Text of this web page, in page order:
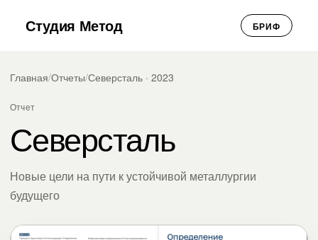
Студия Метод БРИФ
Главная/Отчеты/Северсталь · 2023
Отчет
Северсталь
Новые цели на пути к устойчивой металлургии
будущего